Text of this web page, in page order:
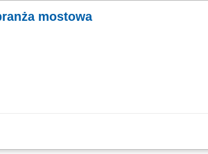
mostowa
‎kierownikiem robót w branży mostowej,‎